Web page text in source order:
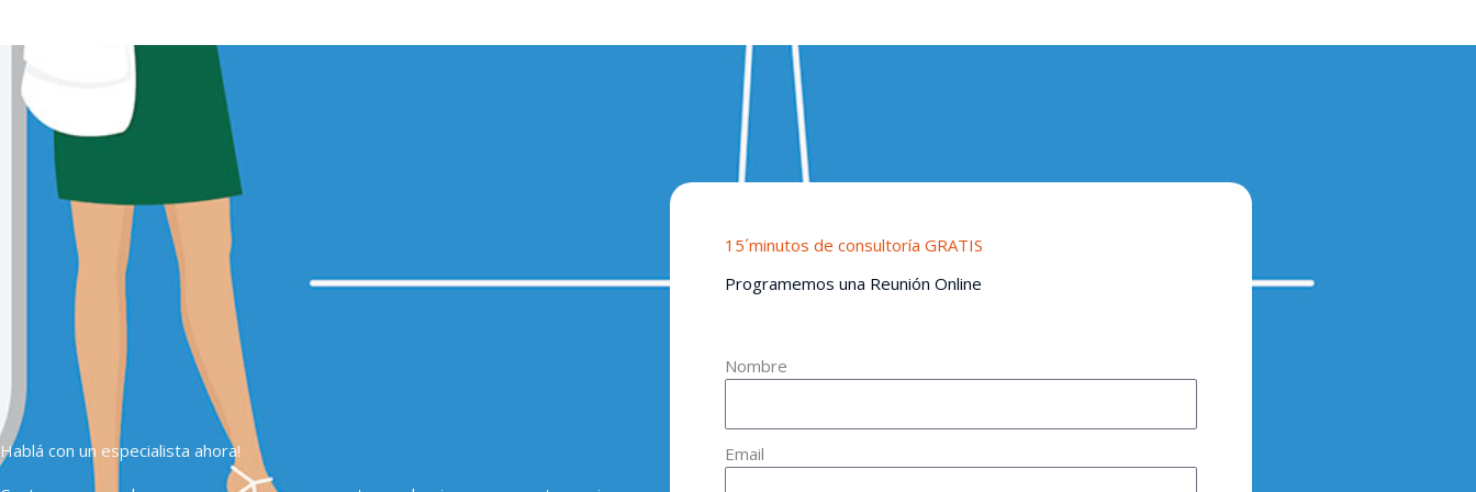
Hablá con un especialista ahora!
15´minutos de consultoría GRATIS
Programemos una Reunión Online
Nombre
Email